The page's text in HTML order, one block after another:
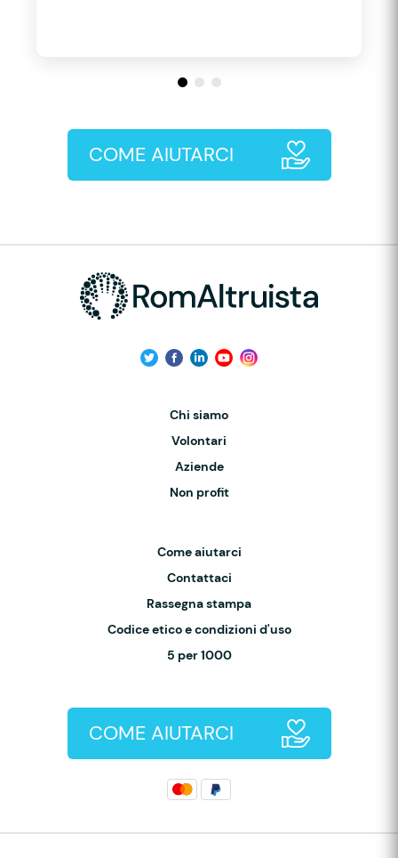
COME AIUTARCI
Chi siamo
Volontari
Aziende
Non profit
Come aiutarci
Contattaci
Rassegna stampa
Codice etico e condizioni d'uso
5 per 1000
COME AIUTARCI